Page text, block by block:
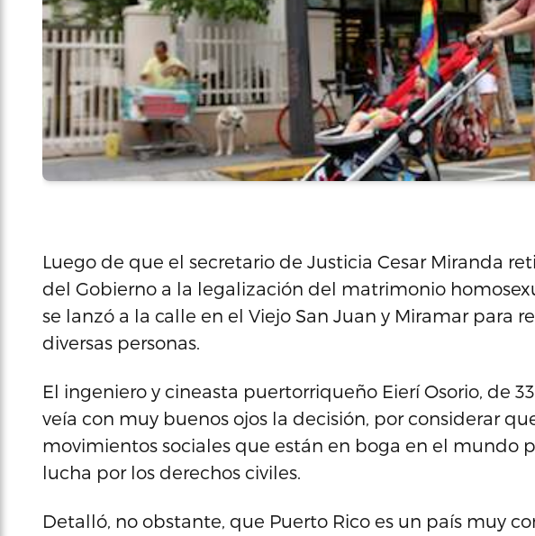
Luego de que el secretario de Justicia Cesar Miranda
del Gobierno a la legalización del matrimonio
se lanzó a la calle en el Viejo San Juan y Miramar para
diversas personas.
El ingeniero y cineasta puertorriqueño Eierí Osorio, de
veía con muy buenos ojos la decisión, por considerar
movimientos sociales que están en boga en el mundo
lucha por los derechos civiles.
Detalló, no obstante, que Puerto Rico es un país muy